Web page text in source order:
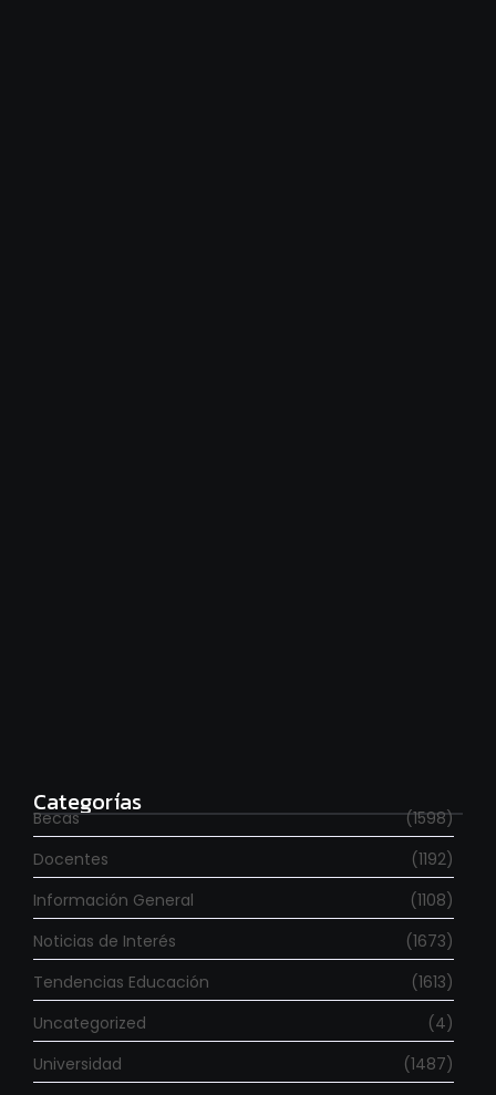
Categorías
Becas
(1598)
Docentes
(1192)
Información General
(1108)
Noticias de Interés
(1673)
Tendencias Educación
(1613)
Uncategorized
(4)
Universidad
(1487)